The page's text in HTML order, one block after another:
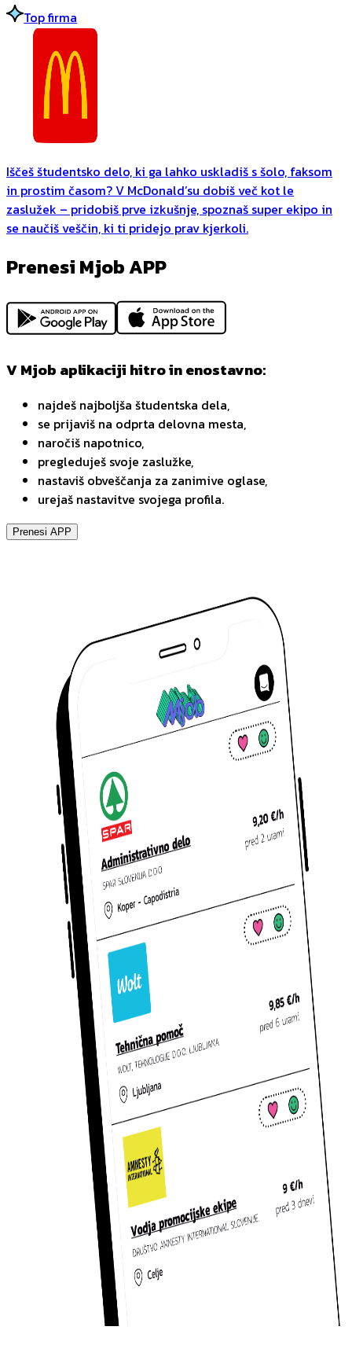
Top firma
Iščeš študentsko delo, ki ga lahko uskladiš s šolo, faksom
in prostim časom? V McDonald’su dobiš več kot le
zaslužek – pridobiš prve izkušnje, spoznaš super ekipo in
se naučiš veščin, ki ti pridejo prav kjerkoli.
Prenesi Mjob APP
V Mjob aplikaciji hitro in enostavno:
najdeš najboljša študentska dela,
se prijaviš na odprta delovna mesta,
naročiš napotnico,
pregleduješ svoje zaslužke,
nastaviš obveščanja za zanimive oglase,
urejaš nastavitve svojega profila.
Prenesi APP